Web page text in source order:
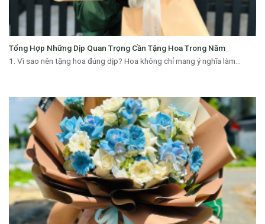
Tổng Hợp Những Dịp Quan Trọng Cần Tặng Hoa Trong Năm
1. Vì sao nên tặng hoa đúng dịp? Hoa không chỉ mang ý nghĩa làm...